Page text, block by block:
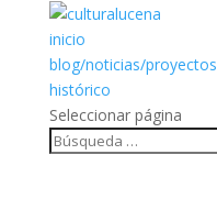
inicio
blog/noticias/proyectos
histórico
Seleccionar página